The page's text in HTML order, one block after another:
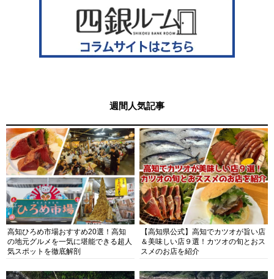
週間人気記事
高知ひろめ市場おすすめ20選！高知
の地元グルメを一気に堪能できる超人
気スポットを徹底解剖
【高知県公式】高知でカツオが旨い店
＆美味しい店９選！カツオの旬とおス
スメのお店を紹介